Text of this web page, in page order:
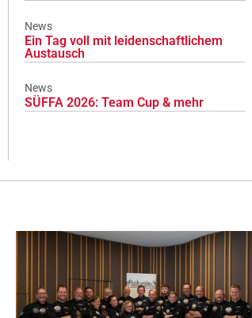
News
Ein Tag voll mit leidenschaftlichem
Austausch
News
SÜFFA 2026: Team Cup & mehr